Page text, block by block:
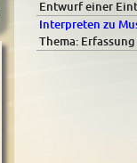
Entwurf einer
Interpreten zu
Thema: